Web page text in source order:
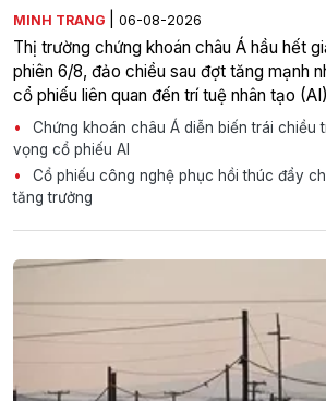
MINH TRANG 06-08-2026
Thị trường chứng khoán châu Á hầu hết
phiên 6/8, đảo chiều sau đợt tăng mạnh
cổ phiếu liên quan đến trí tuệ nhân tạo
Chứng khoán châu Á diễn biến trái chiều
vọng cổ phiếu AI
Cổ phiếu công nghệ phục hồi thúc đẩy
tăng trưởng